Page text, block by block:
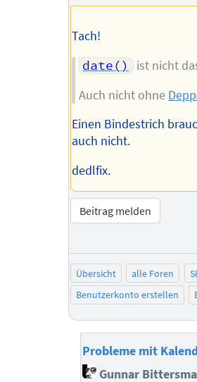
Tach!
date()
ist nicht
Auch nicht ohne
Einen Bindestrich
auch nicht.
dedlfix.
Beitrag melden
Übersicht alle Foren
Benutzerkonto erstellen
Probleme mit
Gunnar